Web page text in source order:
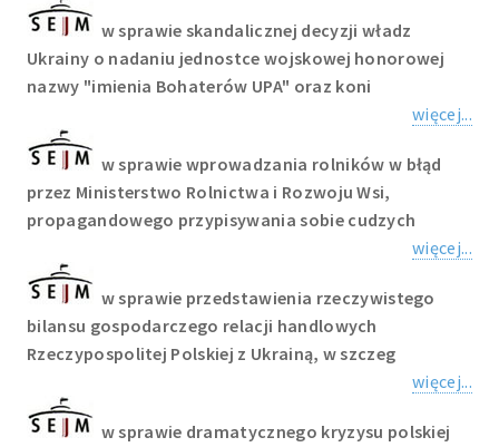
w sprawie skandalicznej decyzji władz
Ukrainy o nadaniu jednostce wojskowej honorowej
nazwy "imienia Bohaterów UPA" oraz koni
więcej...
w sprawie wprowadzania rolników w błąd
przez Ministerstwo Rolnictwa i Rozwoju Wsi,
propagandowego przypisywania sobie cudzych
więcej...
w sprawie przedstawienia rzeczywistego
bilansu gospodarczego relacji handlowych
Rzeczypospolitej Polskiej z Ukrainą, w szczeg
więcej...
w sprawie dramatycznego kryzysu polskiej